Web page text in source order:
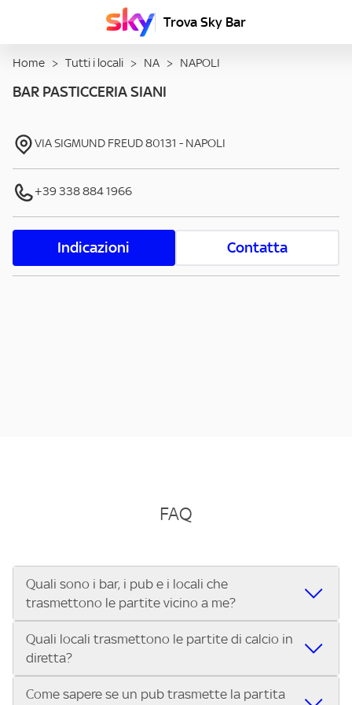
Trova Sky Bar
Home > Tutti i locali > NA > NAPOLI
BAR PASTICCERIA SIANI
VIA SIGMUND FREUD80131 - NAPOLI
+39 338 884 1966
Indicazioni Contatta
FAQ
Quali sono i bar, i pub e i locali che
trasmettono le partite vicino a me?
Se cerchi un bar, pub, ristorante o locale vicino a te per
vedere le partite di Serie A ENILIVE, la Serie C Sky Wifi, la
UEFA Champions League, la UEFA Europa League, la UEFA
Conference League, il Tennis, la Formula 1®, la MotoGP™ e
Quali locali trasmettono le partite di calcio in
diretta?
Vuoi sapere quali bar, pub o ristoranti mostrano le partite
Come sapere se un pub trasmette la partita